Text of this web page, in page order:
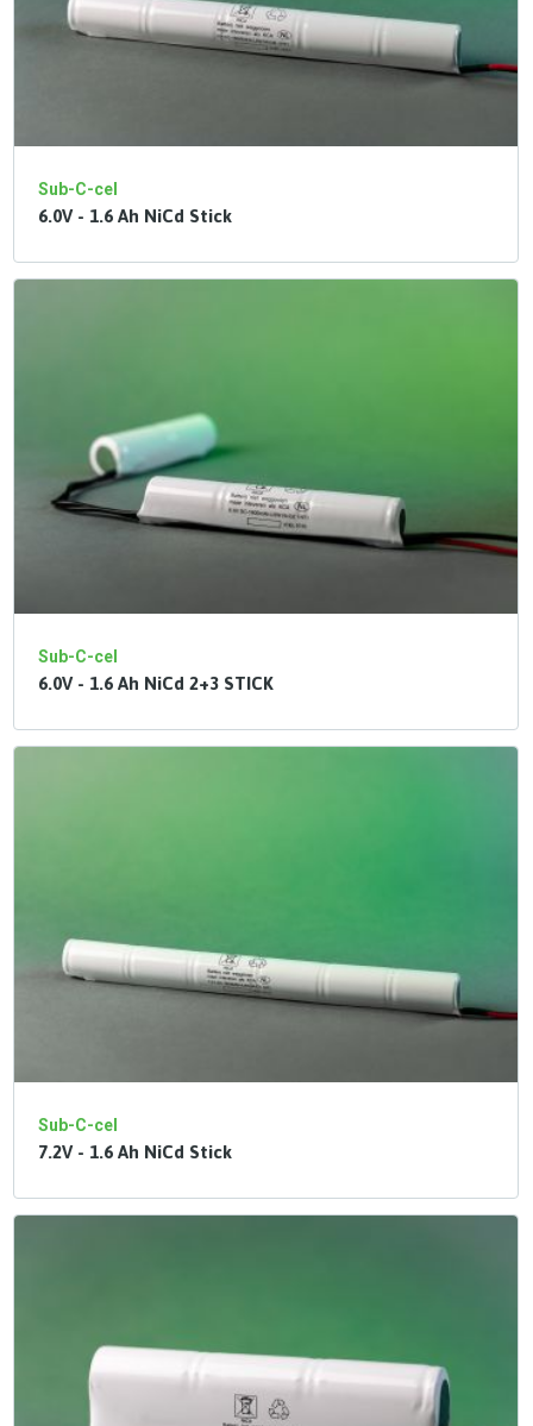
Sub-C-cel
6.0V - 1.6 Ah NiCd Stick
Sub-C-cel
6.0V - 1.6 Ah NiCd 2+3 STICK
Sub-C-cel
7.2V - 1.6 Ah NiCd Stick